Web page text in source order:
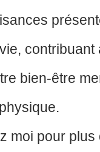
contribuant
bien-être
physique.
moi pour plus